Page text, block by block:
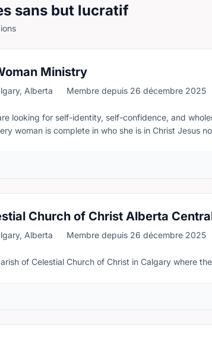
sans but lucratif
Ministry
Alberta Membre depuis 26 décembre 2025
looking for self-identity, self-confidence, and
woman is complete in who she is in Christ Jesus
Church of Christ Alberta
Alberta Membre depuis 26 décembre 2025
of Celestial Church of Christ in Calgary where